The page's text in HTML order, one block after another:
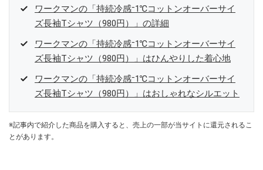
ワークマンの「持続冷感⁻1℃コットンオーバーサイ
ズ長袖Tシャツ（980円）」の詳細
ワークマンの「持続冷感⁻1℃コットンオーバーサイ
ズ長袖Tシャツ（980円）」はひんやりした着心地
ワークマンの「持続冷感⁻1℃コットンオーバーサイ
ズ長袖Tシャツ（980円）」はおしゃれなシルエット
※記事内で紹介した商品を購入すると、売上の一部が当サイトに還元されるこ
とがあります。